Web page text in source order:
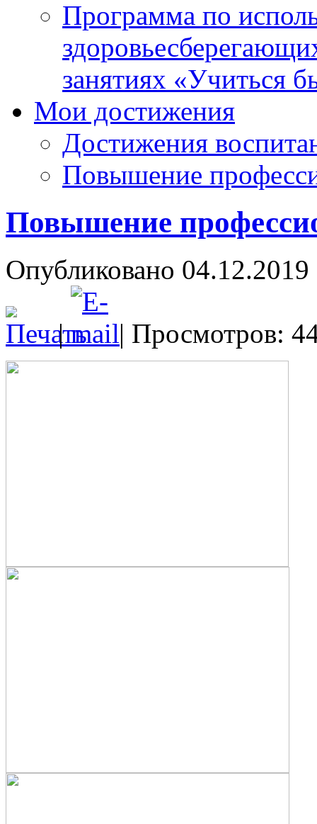
Программа по
занятиях «Учиться
Мои достижения
Достижения
Повышение
Повышение
Опубликовано
| | Просмотров: